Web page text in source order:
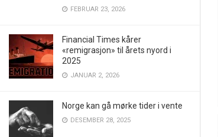
FEBRUAR 23, 2026
Financial Times kårer
«remigrasjon» til årets nyord i
2025
JANUAR 2, 2026
Norge kan gå mørke tider i vente
DESEMBER 28, 2025